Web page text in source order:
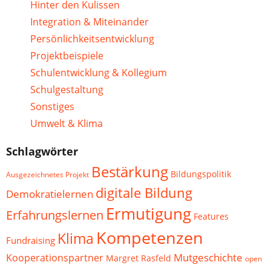
Hinter den Kulissen
Integration & Miteinander
Persönlichkeitsentwicklung
Projektbeispiele
Schulentwicklung & Kollegium
Schulgestaltung
Sonstiges
Umwelt & Klima
Schlagwörter
Ausgezeichnetes Projekt Bestärkung Bildungspolitik
Demokratielernen digitale Bildung
Erfahrungslernen Ermutigung Features
Fundraising Klima Kompetenzen
Kooperationspartner Margret Rasfeld Mutgeschichte open